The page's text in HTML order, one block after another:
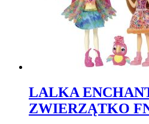
LALKA
ZWIERZĄTKO